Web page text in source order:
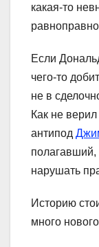
какая-то
Если
чего-то
не в
Как не
антипод
полагавший,
нарушать
Историю
много